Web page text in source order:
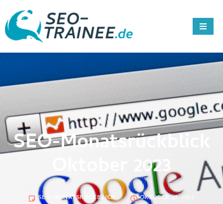
SEO-Monatsrückblick
Oktober 2023
SEO-MONATSRÜCKBLICK OKTOBER 27, 2023